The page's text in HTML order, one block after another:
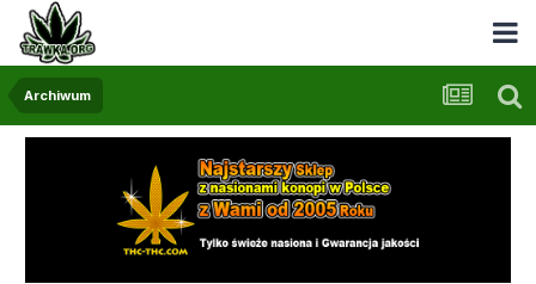
Archiwum